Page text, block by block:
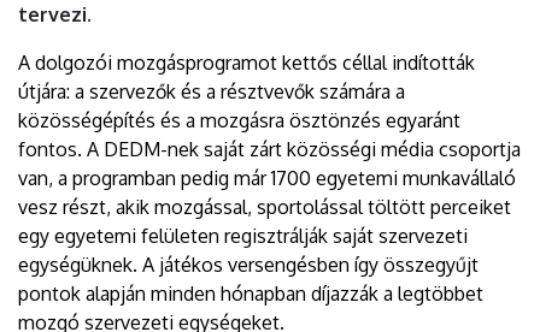
tervezi.
A dolgozói mozgásprogramot kettős céllal indították
útjára: a szervezők és a résztvevők számára a
közösségépítés és a mozgásra ösztönzés egyaránt
fontos. A DEDM-nek saját zárt közösségi média csoportja
van, a programban pedig már 1700 egyetemi munkavállaló
vesz részt, akik mozgással, sportolással töltött perceiket
egy egyetemi felületen regisztrálják saját szervezeti
egységüknek. A játékos versengésben így összegyűjt
pontok alapján minden hónapban díjazzák a legtöbbet
mozgó szervezeti egységeket.